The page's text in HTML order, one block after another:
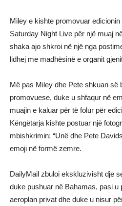
Miley e kishte promovuar
Saturday Night Live për një muaj
shaka ajo shkroi në një nga
lidhej me madhësinë e organit
Më pas Miley dhe Pete shkuan së
promovuese, duke u shfaqur në
muajin e kaluar për të folur për
Këngëtarja kishte postuar një
mbishkrimin: “Unë dhe Pete
emoji në formë zemre.
DailyMail zbuloi ekskluzivisht dje
duke pushuar në Bahamas, pasi u
aeroplan privat dhe duke u nisur